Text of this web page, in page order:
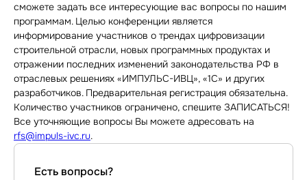
сможете задать все интересующие вас вопросы по нашим
программам. Целью конференции является
информирование участников о трендах цифровизации
строительной отрасли, новых программных продуктах и
отражении последних изменений законодательства РФ в
отраслевых решениях «ИМПУЛЬС-ИВЦ», «1С» и других
разработчиков. Предварительная регистрация обязательна.
Количество участников ограничено, спешите ЗАПИСАТЬСЯ!
Все уточняющие вопросы Вы можете адресовать на
rfs@impuls-ivc.ru.
Есть вопросы?